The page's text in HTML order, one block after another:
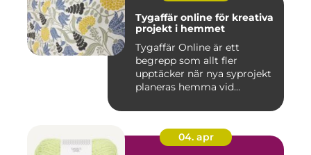
Tygaffär online för kreativa
projekt i hemmet
Tygaffär Online är ett
begrepp som allt fler
upptäcker när nya syprojekt
planeras hemma vid
04. apr